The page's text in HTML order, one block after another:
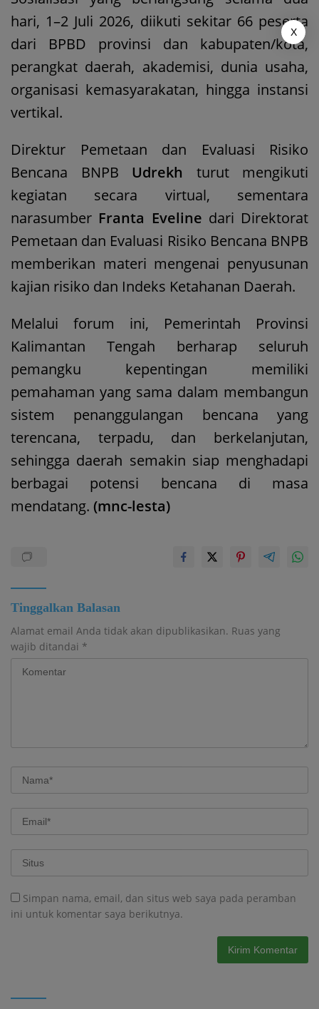
hari, 1–2 Juli 2026, diikuti sekitar 66 peserta
dari BPBD provinsi dan kabupaten/kota,
perangkat daerah, akademisi, dunia usaha,
organisasi kemasyarakatan, hingga instansi
vertikal.
Direktur Pemetaan dan Evaluasi Risiko
Bencana BNPB Udrekh turut mengikuti
kegiatan secara virtual, sementara
narasumber Franta Eveline dari Direktorat
Pemetaan dan Evaluasi Risiko Bencana BNPB
memberikan materi mengenai penyusunan
kajian risiko dan Indeks Ketahanan Daerah.
Melalui forum ini, Pemerintah Provinsi
Kalimantan Tengah berharap seluruh
pemangku kepentingan memiliki
pemahaman yang sama dalam membangun
sistem penanggulangan bencana yang
terencana, terpadu, dan berkelanjutan,
sehingga daerah semakin siap menghadapi
berbagai potensi bencana di masa
mendatang. (mnc-lesta)
Tinggalkan Balasan
Alamat email Anda tidak akan dipublikasikan. Ruas yang
wajib ditandai *
Simpan nama, email, dan situs web saya pada peramban
ini untuk komentar saya berikutnya.
X